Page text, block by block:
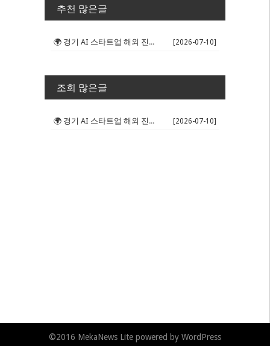
추천 많은글
🌍 경기 AI 스타트업 해외 진출 판... [2026-07-10]
조회 많은글
🌍 경기 AI 스타트업 해외 진출 판... [2026-07-10]
©2016 MekaNews Litepowered by WordPress